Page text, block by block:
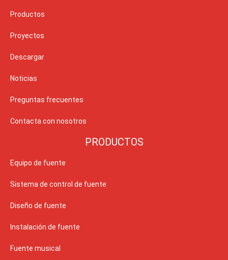
Productos
Proyectos
Descargar
Noticias
Preguntas frecuentes
Contacta con nosotros
PRODUCTOS
Equipo de fuente
Sistema de control de fuente
Diseño de fuente
Instalación de fuente
Fuente musical